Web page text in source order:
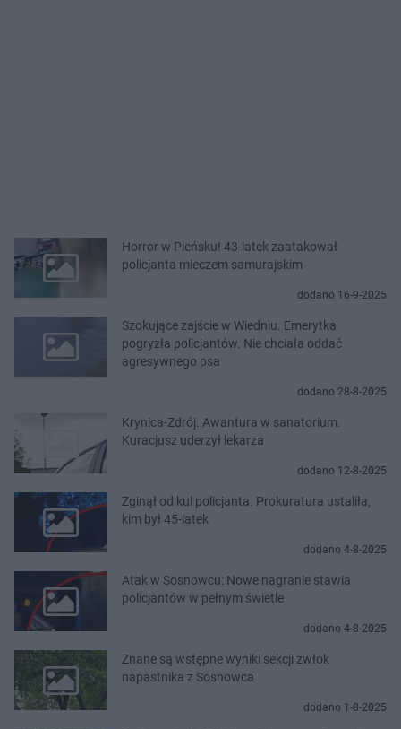
Horror w Pieńsku! 43-latek zaatakował
policjanta mieczem samurajskim
dodano 16-9-2025
Szokujące zajście w Wiedniu. Emerytka
pogryzła policjantów. Nie chciała oddać
agresywnego psa
dodano 28-8-2025
Krynica-Zdrój. Awantura w sanatorium.
Kuracjusz uderzył lekarza
dodano 12-8-2025
Zginął od kul policjanta. Prokuratura ustaliła,
kim był 45-latek
dodano 4-8-2025
Atak w Sosnowcu: Nowe nagranie stawia
policjantów w pełnym świetle
dodano 4-8-2025
Znane są wstępne wyniki sekcji zwłok
napastnika z Sosnowca
dodano 1-8-2025